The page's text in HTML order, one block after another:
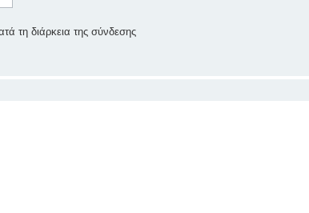
τη διάρκεια της σύνδεσης